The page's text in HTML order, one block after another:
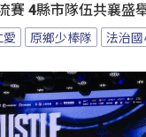
賽 4縣市隊伍共襄盛
愛 原鄉少棒隊 法治